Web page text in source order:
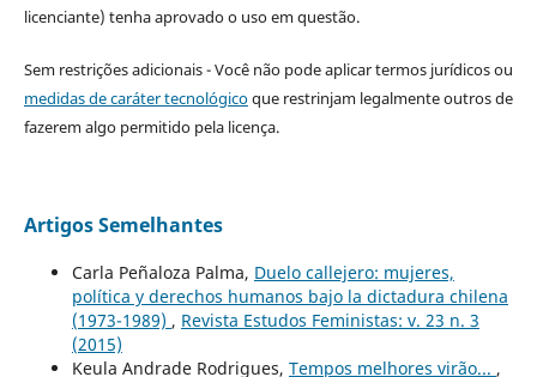
licenciante) tenha aprovado o uso em questão.
Sem restrições adicionais - Você não pode aplicar termos jurídicos ou
medidas de caráter tecnológicoque restrinjam legalmente outros de
fazerem algo permitido pela licença.
Artigos Semelhantes
Carla Peñaloza Palma, Duelo callejero: mujeres,
política y derechos humanos bajo la dictadura chilena
(1973-1989) , Revista Estudos Feministas: v. 23 n. 3
(2015)
Keula Andrade Rodrigues, Tempos melhores virão... ,